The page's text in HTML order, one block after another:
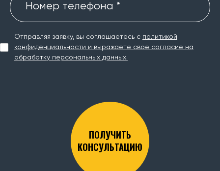
Номер телефона *
Отправляя заявку, вы соглашаетесь с политикой
конфиденциальности и выражаете свое согласие на
обработку персональных данных.
ПОЛУЧИТЬ
КОНСУЛЬТАЦИЮ